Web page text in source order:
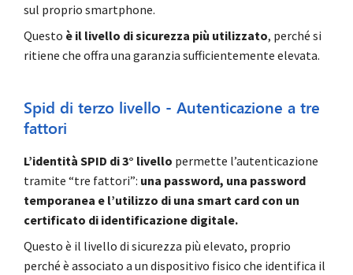
sul proprio smartphone.
Questo è il livello di sicurezza più utilizzato, perché si
ritiene che offra una garanzia sufficientemente elevata.
Spid di terzo livello - Autenticazione a tre
fattori
L’identità SPID di 3° livello permette l’autenticazione
tramite “tre fattori”: una password, una password
temporanea e l’utilizzo di una smart card con un
certificato di identificazione digitale.
Questo è il livello di sicurezza più elevato, proprio
perché è associato a un dispositivo fisico che identifica il